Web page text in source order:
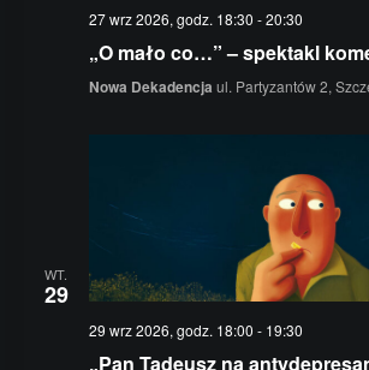
27 wrz 2026, godz. 18:30 -20:30
„O mało co…” – spektakl
Nowa Dekadencja ul. Partyzantów 2,
WT.
29
29 wrz 2026, godz. 18:00 - 19:30
„Pan Tadeusz na